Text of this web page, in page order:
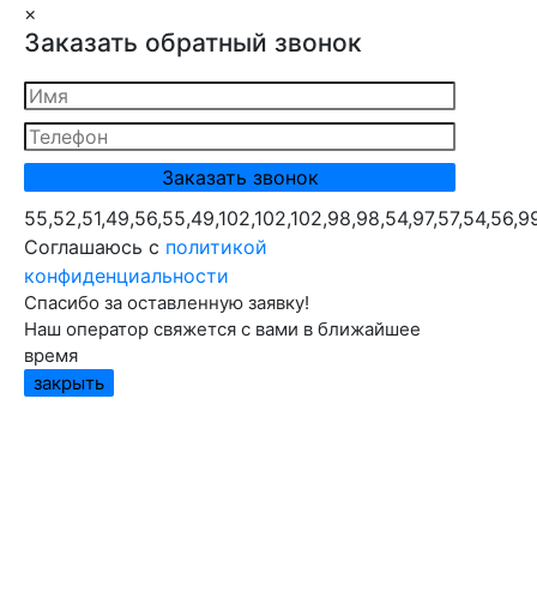
×
Заказать обратный звонок
Cоглашаюсь с политикой
конфиденциальности
Спасибо за оставленную заявку!
Наш оператор свяжется с вами в ближайшее
время
закрыть